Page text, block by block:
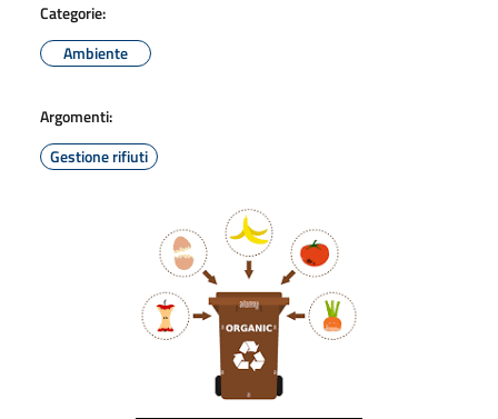
Categorie:
Ambiente
Argomenti:
Gestione rifiuti